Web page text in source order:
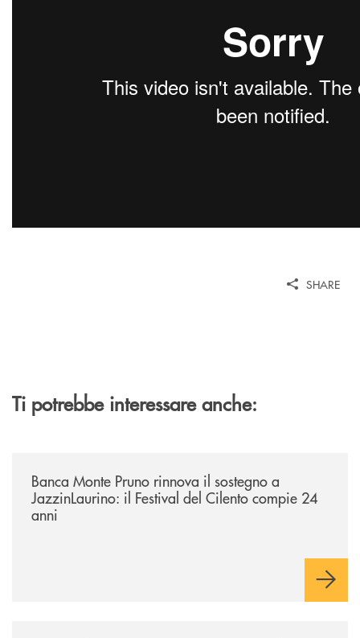
SHARE
Ti potrebbe interessare anche:
Banca Monte Pruno rinnova il sostegno a
JazzinLaurino: il Festival del Cilento compie 24
anni